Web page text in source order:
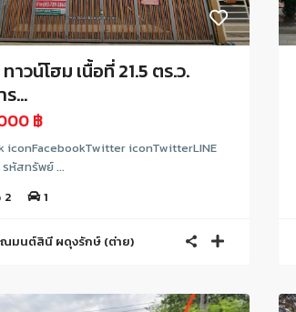
ทาวน์โฮม เนื้อที่ 21.5 ตร.ว.
...
฿
iconFacebookTwitter iconTwitterLINE
หัสทรัพย์ ...
2 1
มนต์สินี ผดุงรักษ์ (ต่าย)